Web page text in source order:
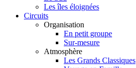
Les îles éloignées
Circuits
Organisation
En petit groupe
Sur-mesure
Atmosphère
Les Grands Classiques